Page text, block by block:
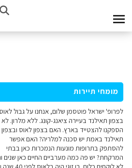
מומחי תיירות
לפרופ' ישראל פוטסמן שלום, אנחנו על גבול לאוס
בצפון תאילנד בעיירה ציאנג-קונג. ללא מלרון. לא
הספקנו להצטייד בארץ. האם בצפון לאוס ובצפון
תאילנד באמת יש סכנה למלריה? האם אפשר
להסתפק בתרופות מונעות הנמכרות כאן בבתי
המרקחת? יש פה כמה מערביים החיים כאן שנים